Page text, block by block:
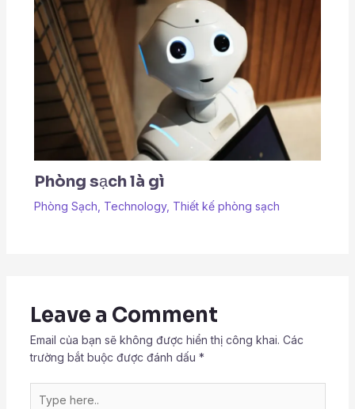
Phòng sạch là gì
Phòng Sạch Technology, Thiết kế phòng sạch
Leave a Comment
Email của bạn sẽ không được hiển thị công khai. Các
trường bắt buộc được đánh dấu *